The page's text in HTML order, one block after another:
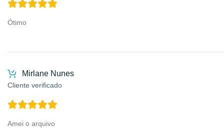
Ótimo
Mirlane Nunes
Cliente verificado
Amei o arquivo